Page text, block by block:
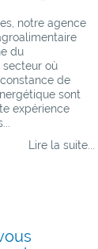
notre agence
du
secteur où
de
sont
expérience
Lire la suite...